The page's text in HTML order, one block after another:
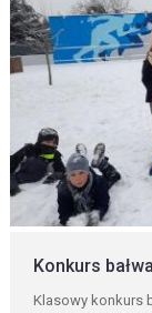
Konkurs
Klasowy konkurs